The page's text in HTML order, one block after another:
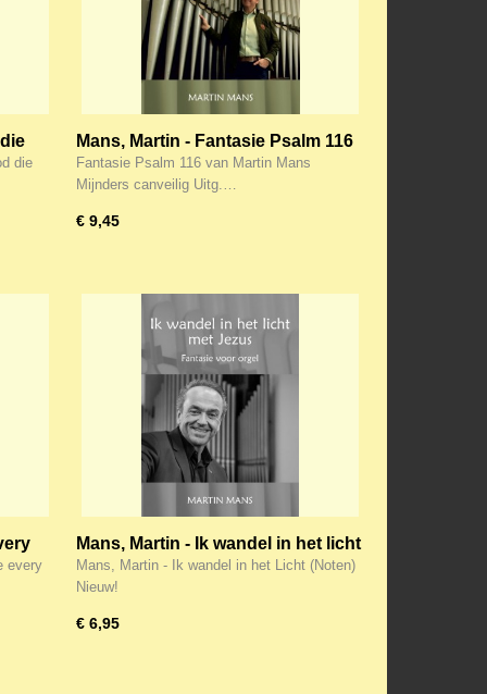
die
Mans, Martin - Fantasie Psalm 116
(Noten)
Fantasie Psalm 116 van Martin Mans
Mijnders canveilig Uitg.…
€ 9,45
every
Mans, Martin - Ik wandel in het licht
met Jezus (Noten)
Mans, Martin - Ik wandel in het Licht (Noten)
Nieuw!
€ 6,95